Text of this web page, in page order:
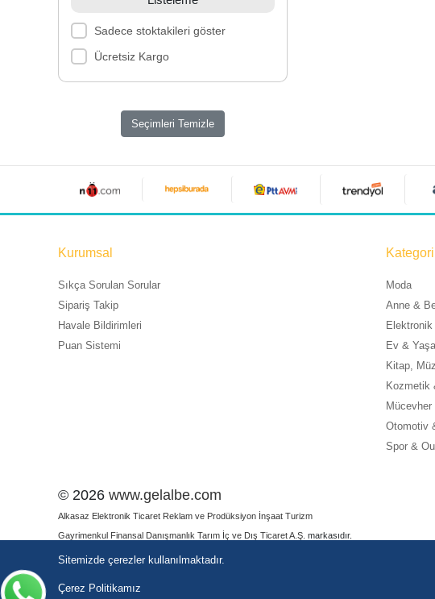
Sadece stoktakileri göster
Ücretsiz Kargo
Seçimleri Temizle
Kurumsal
Sıkça Sorulan Sorular
Sipariş Takip
Havale Bildirimleri
Puan Sistemi
Moda
Anne &
Elektronik
Ev &
Kitap,
Kozmetik
Otomotiv
Spor &
© 2026 www.gelalbe.com
Alkasaz Elektronik Ticaret Reklam ve Prodüksiyon İnşaat Turizm
Gayrimenkul Finansal Danışmanlık Tarım İç ve Dış Ticaret A.Ş. markasıdır.
ETBİS SORGU
Sitemizde çerezler kullanılmaktadır.
Çerez Politikamız